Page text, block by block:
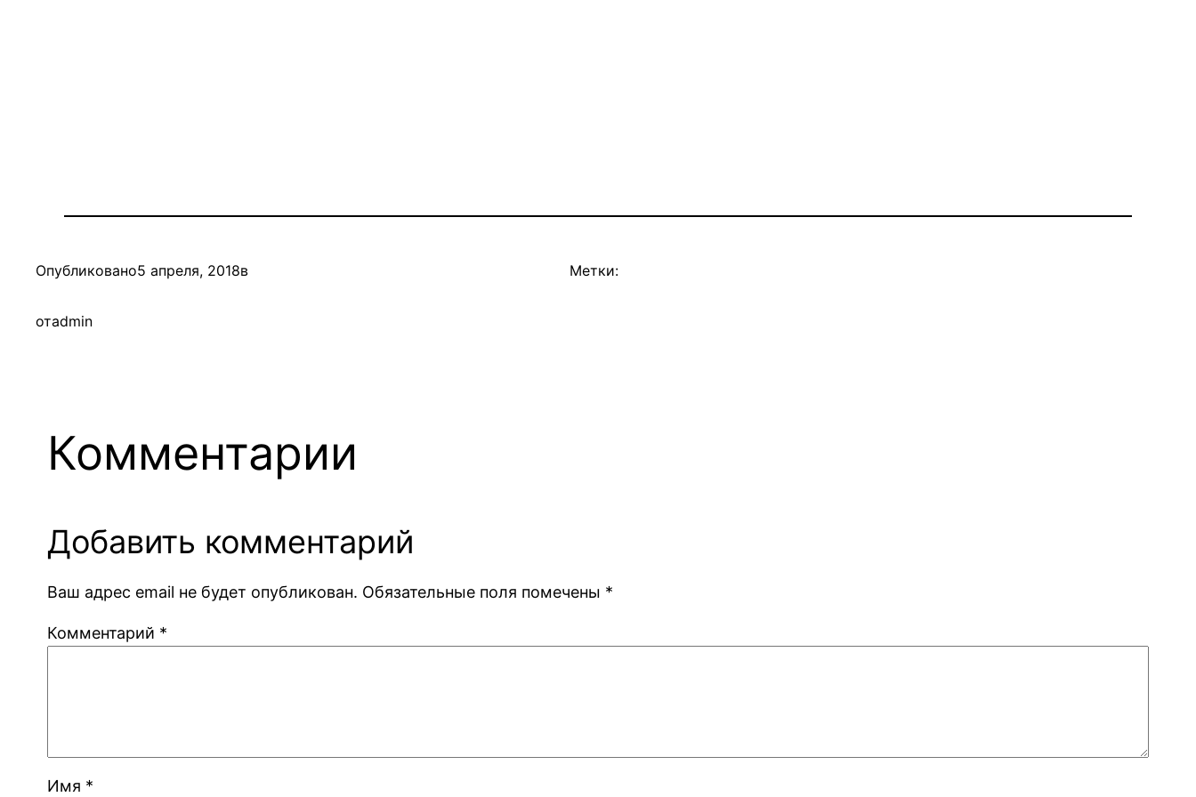
Опубликовано5 апреля, 2018в
отadmin
Метки:
Комментарии
Добавить комментарий
Ваш адрес email не будет опубликован. Обязательные поля помечены *
Комментарий *
Имя *